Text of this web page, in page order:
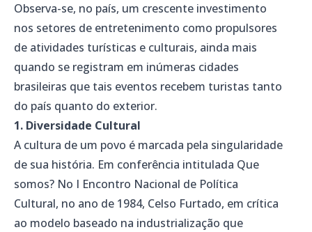
Observa-se, no país, um crescente investimento
nos setores de entretenimento como propulsores
de atividades turísticas e culturais, ainda mais
quando se registram em inúmeras cidades
brasileiras que tais eventos recebem turistas tanto
do país quanto do exterior.
1. Diversidade Cultural
A cultura de um povo é marcada pela singularidade
de sua história. Em conferência intitulada Que
somos? No I Encontro Nacional de Política
Cultural, no ano de 1984, Celso Furtado, em crítica
ao modelo baseado na industrialização que